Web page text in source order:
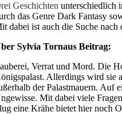
Geschichten unterschiedlich
das Genre Dark Fantasy
dabei ist auch die Suche nach
Sylvia Tornaus Beitrag:
Verrat und Mord. Die
Allerdings wird sie
der Palastmauern. Auf
Mit dabei viele
eine Krähe bietet hier noch